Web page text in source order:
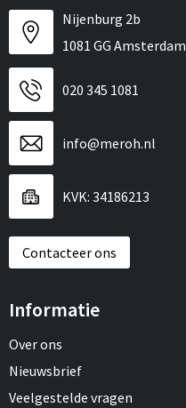
Nijenburg 2b
1081 GG Amsterdam
020 345 1081
info@meroh.nl
KVK: 34186213
Contacteer ons
Informatie
Over ons
Nieuwsbrief
Veelgestelde vragen